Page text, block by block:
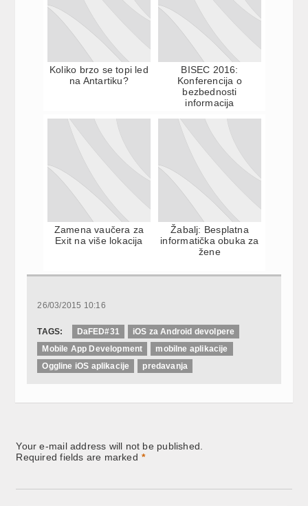
Koliko brzo se topi led
na Antartiku?
BISEC 2016:
Konferencija o
bezbednosti
informacija
Zamena vaučera za
Exit na više lokacija
Žabalj: Besplatna
informatička obuka za
žene
26/03/2015 10:16
TAGS: DaFED#31
iOS za Android devolpere
Mobile App Development
mobilne aplikacije
Oggline iOS aplikacije
predavanja
Your e-mail address will not be published.
Required fields are marked *